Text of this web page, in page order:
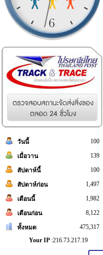
วันนี้ 100
เมื่อวาน 139
สัปดาห์นี้ 100
สัปดาห์ก่อน 1,497
เดือนนี้ 1,982
เดือนก่อน 8,122
ทั้งหมด
475,317
Your IP :216.73.217.19